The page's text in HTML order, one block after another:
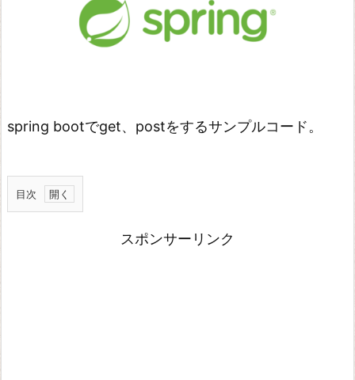
spring bootでget、postをするサンプルコード。
目次
サ
スポンサーリンク